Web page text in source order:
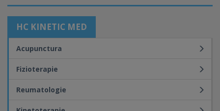
HC KINETIC MED
Acupunctura
Fizioterapie
Reumatologie